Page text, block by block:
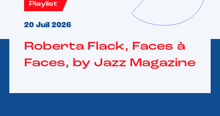
Playlist
20 Juil 2026
Roberta Flack, Faces à
Faces, by Jazz Magazine